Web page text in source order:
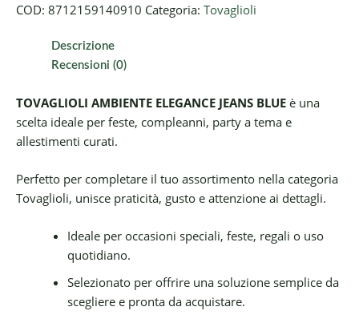
COD: 8712159140910 Categoria: Tovaglioli
Descrizione
Recensioni (0)
TOVAGLIOLI AMBIENTE ELEGANCE JEANS BLUE è una
scelta ideale per feste, compleanni, party a tema e
allestimenti curati.
Perfetto per completare il tuo assortimento nella categoria
Tovaglioli, unisce praticità, gusto e attenzione ai dettagli.
Ideale per occasioni speciali, feste, regali o uso
quotidiano.
Selezionato per offrire una soluzione semplice da
scegliere e pronta da acquistare.